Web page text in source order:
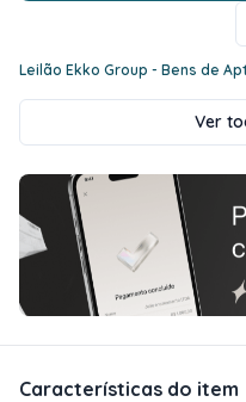
Leilão Ekko Group - Bens de
Ver
Características do item